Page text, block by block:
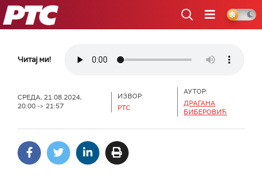
РТС
Читај ми!
СРЕДА, 21.08.2024,
20:00 -> 21:57
ИЗВОР:
РТС
АУТОР:
ДРАГАНА
БИБЕРОВИЋ